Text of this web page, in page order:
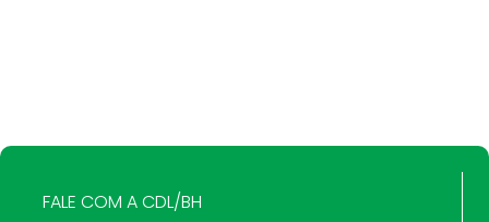
FALE COM A CDL/BH